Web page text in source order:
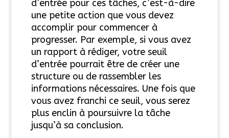
d’entrée pour ces tâches, c’est-à-dire
une petite action que vous devez
accomplir pour commencer à
progresser. Par exemple, si vous avez
un rapport à rédiger, votre seuil
d’entrée pourrait être de créer une
structure ou de rassembler les
informations nécessaires. Une fois que
vous avez franchi ce seuil, vous serez
plus enclin à poursuivre la tâche
jusqu’à sa conclusion.